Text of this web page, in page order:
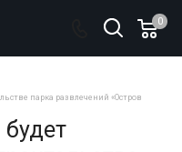
0
парка развлечений «Остров